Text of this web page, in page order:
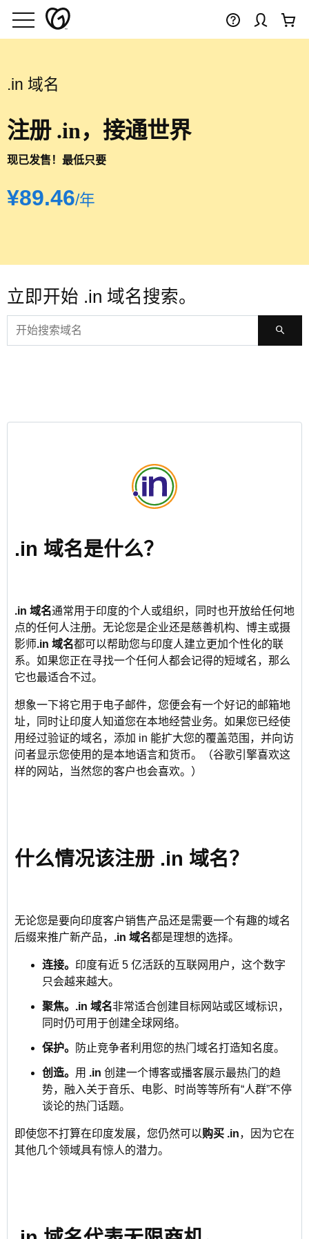
.in 域名
注册 .in，接通世界
现已发售！最低只要
‪¥89.46‬/年
立即开始 .in 域名搜索。
.in 域名是什么？
.in 域名通常用于印度的个人或组织，同时也开放给任何地
点的任何人注册。无论您是企业还是慈善机构、博主或摄
影师.in 域名都可以帮助您与印度人建立更加个性化的联
系。如果您正在寻找一个任何人都会记得的短域名，那么
它也最适合不过。
想象一下将它用于电子邮件，您便会有一个好记的邮箱地
址，同时让印度人知道您在本地经营业务。如果您已经使
用经过验证的域名，添加 in 能扩大您的覆盖范围，并向访
问者显示您使用的是本地语言和货币。（谷歌引擎喜欢这
样的网站，当然您的客户也会喜欢。）
什么情况该注册 .in 域名？
无论您是要向印度客户销售产品还是需要一个有趣的域名
后缀来推广新产品， .in 域名都是理想的选择。
连接。 印度有近 5 亿活跃的互联网用户，这个数字
只会越来越大。
聚焦。 .in 域名非常适合创建目标网站或区域标识，
同时仍可用于创建全球网络。
保护。 防止竞争者利用您的热门域名打造知名度。
创造。 用 .in 创建一个博客或播客展示最热门的趋
势，融入关于音乐、电影、时尚等等所有“人群”不停
谈论的热门话题。
即使您不打算在印度发展，您仍然可以购买 .in，因为它在
其他几个领域具有惊人的潜力。